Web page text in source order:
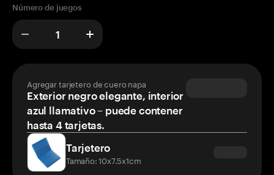
Número de juegos
Agregar tarjetero de cuero napa
Exterior negro elegante, interior
azul llamativo – puede contener
hasta 4 tarjetas.
Tarjetero
Tamaño: 10x7.5x1cm